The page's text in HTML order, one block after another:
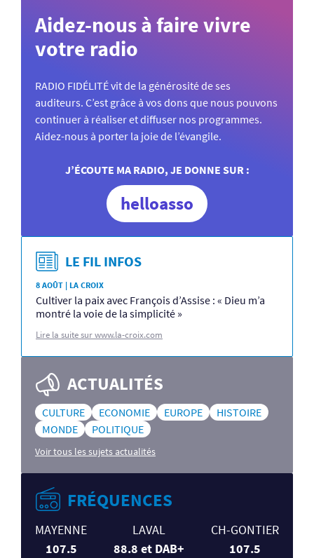
Aidez-nous à faire vivre
votre radio
RADIO FIDÉLITÉ vit de la générosité de ses
auditeurs. C’est grâce à vos dons que nous pouvons
continuer à réaliser et diffuser nos programmes.
Aidez-nous à porter la joie de l’évangile.
J’ÉCOUTE MA RADIO, JE DONNE SUR :
helloasso
LE FIL INFOS
8 AOÛT | LA CROIX
Cultiver la paix avec François d’Assise : « Dieu m’a
montré la voie de la simplicité »
Lire la suite sur www.la-croix.com
ACTUALITÉS
CULTURE ECONOMIE EUROPE
HISTOIRE
MONDE
POLITIQUE
Voir tous les sujets actualités
FRÉQUENCES
MAYENNE
107.5
LAVAL
88.8 et DAB+
CH-GONTIER
107.5